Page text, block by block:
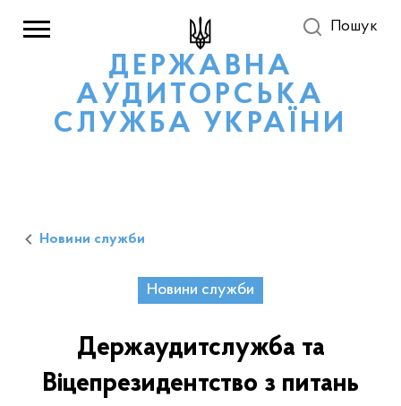
ДЕРЖАВНА
АУДИТОРСЬКА
СЛУЖБА УКРАЇНИ
Пошук
Новини служби
Новини служби
Держаудитслужба та
Віцепрезидентство з питань